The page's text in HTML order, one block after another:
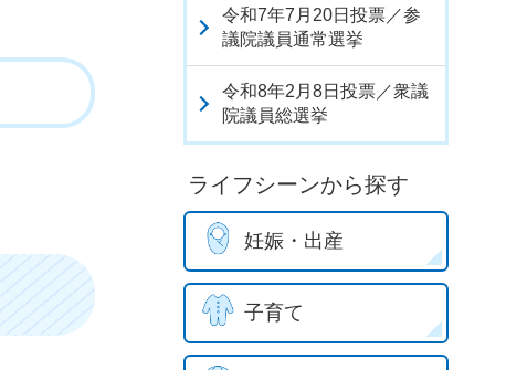
令和7年7月20日投票／参
議院議員通常選挙
令和8年2月8日投票／衆議
院議員総選挙
ライフシーンから探す
妊娠・出産
子育て